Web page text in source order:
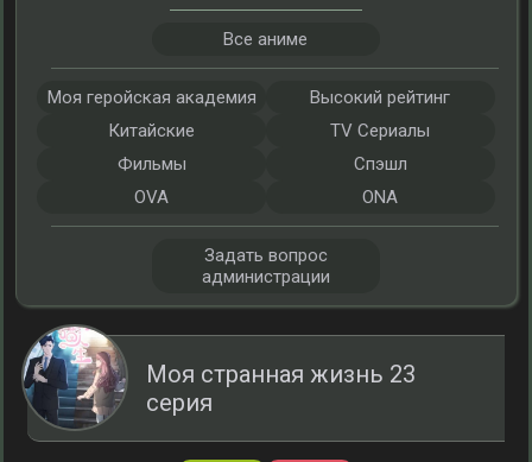
Моя странная жизнь 23
серия
Все аниме
Моя геройская академия
Высокий рейтинг
Китайские
TV Сериалы
Фильмы
Спэшл
OVA
ONA
Задать вопрос
администрации